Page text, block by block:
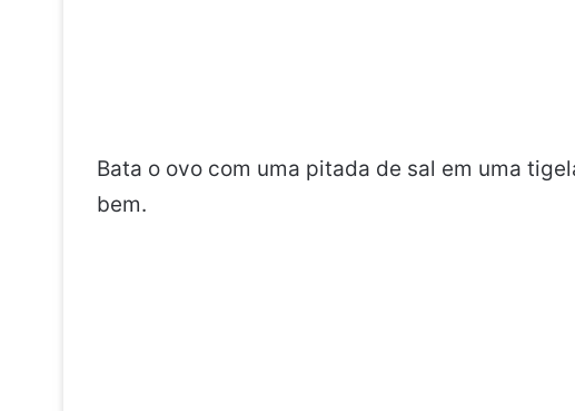
Bata o ovo com uma pitada de sal em uma
bem.